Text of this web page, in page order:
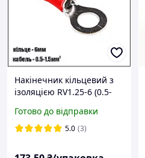
Накінечник кільцевий з
ізоляцією RV1.25-6 (0.5-
Готово до відправки
5.0 (3)